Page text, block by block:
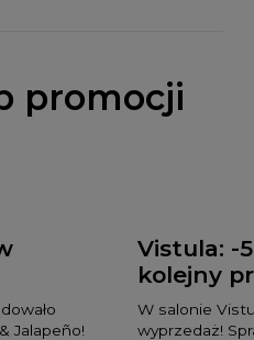
promocji
Jalapeño!
Vistula: -
kolejny
W salonie
wyprzedaż!